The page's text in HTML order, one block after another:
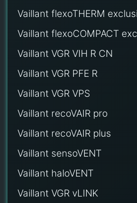
Vaillant flexoTHERM
Vaillant flexoCOMPACT
Vaillant VGR VIH R CN
Vaillant VGR PFE R
Vaillant VGR VPS
Vaillant recoVAIR pro
Vaillant recoVAIR plus
Vaillant sensoVENT
Vaillant haloVENT
Vaillant VGR vLINK